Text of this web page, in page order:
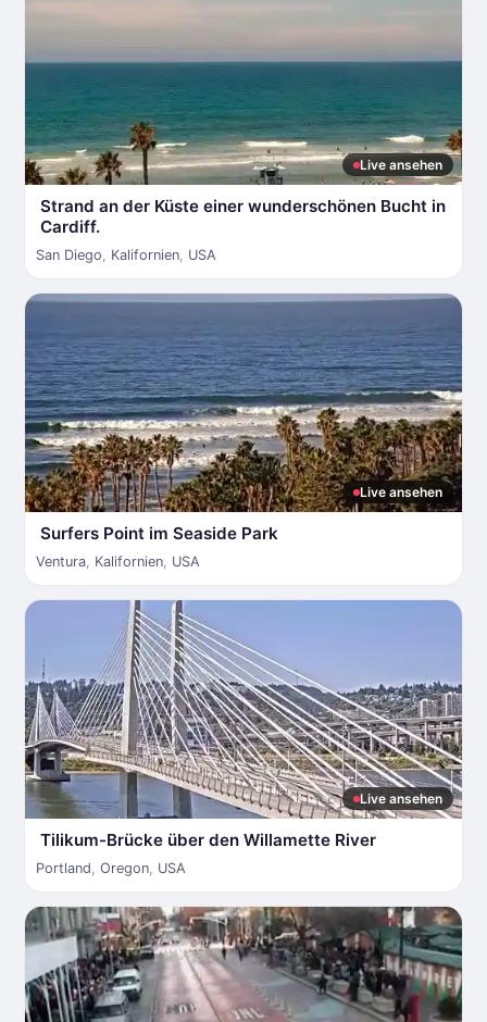
Live ansehen
Strand an der Küste einer wunderschönen Bucht in
Cardiff.
San Diego, Kalifornien, USA
Live ansehen
Surfers Point im Seaside Park
Ventura, Kalifornien, USA
Live ansehen
Tilikum-Brücke über den Willamette River
Portland, Oregon, USA